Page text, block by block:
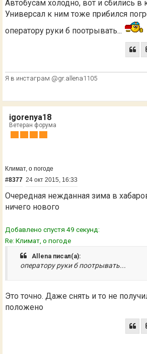
Автобусам холодно, вот и сбились в
Универсал к ним тоже прибился
оператору руки б поотрывать...
Я в инстаграм @gr.allena1105
igorenya18
Ветеран форума
Климат, о погоде
#8377 24 окт 2015, 16:33
Очередная нежданная зима в
ничего нового
Добавлено спустя 49 секунд:
Re: Климат, о погоде
Allena писал(а):
оператору руки б поотрывать...
Это точно. Даже снять и то не
положено